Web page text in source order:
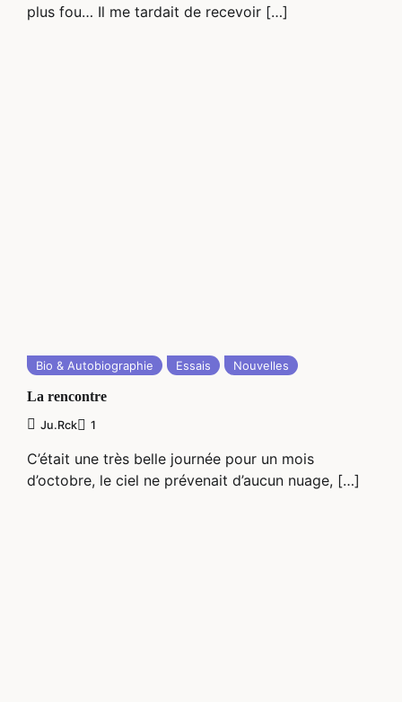
plus fou… Il me tardait de recevoir […]
Bio & Autobiographie Essais Nouvelles
La rencontre
Ju.rck 1
C’était une très belle journée pour un mois
d’octobre, le ciel ne prévenait d’aucun nuage, […]